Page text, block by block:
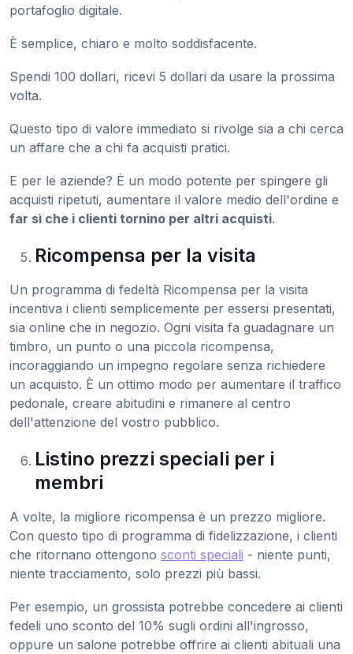
portafoglio digitale.
È semplice, chiaro e molto soddisfacente.
Spendi 100 dollari, ricevi 5 dollari da usare la prossima
volta.
Questo tipo di valore immediato si rivolge sia a chi cerca
un affare che a chi fa acquisti pratici.
E per le aziende? È un modo potente per spingere gli
acquisti ripetuti, aumentare il valore medio dell'ordine e
far sì che i clienti tornino per altri acquisti.
Ricompensa per la visita
Un programma di fedeltà Ricompensa per la visita
incentiva i clienti semplicemente per essersi presentati,
sia online che in negozio. Ogni visita fa guadagnare un
timbro, un punto o una piccola ricompensa,
incoraggiando un impegno regolare senza richiedere
un acquisto. È un ottimo modo per aumentare il traffico
pedonale, creare abitudini e rimanere al centro
dell'attenzione del vostro pubblico.
Listino prezzi speciali per i
membri
A volte, la migliore ricompensa è un prezzo migliore.
Con questo tipo di programma di fidelizzazione, i clienti
che ritornano ottengono sconti speciali - niente punti,
niente tracciamento, solo prezzi più bassi.
Per esempio, un grossista potrebbe concedere ai clienti
fedeli uno sconto del 10% sugli ordini all'ingrosso,
oppure un salone potrebbe offrire ai clienti abituali una